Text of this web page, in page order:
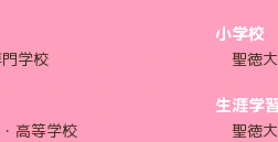
学校
高等学校
小学校
聖徳
生涯学
聖徳